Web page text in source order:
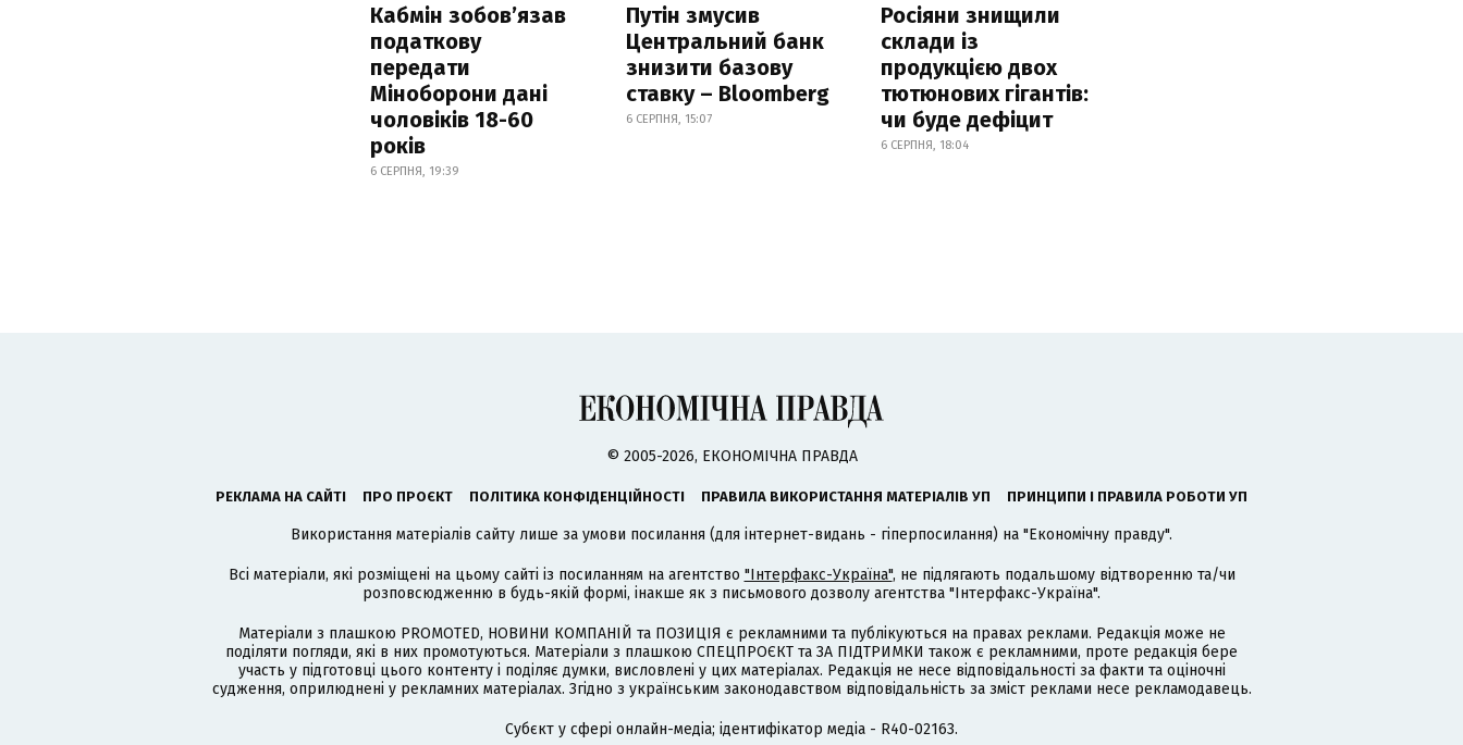
Кабмін зобовʼязав
податкову
передати
Міноборони дані
чоловіків 18-60
років
6 СЕРПНЯ, 19:39
Путін змусив
Центральний банк
знизити базову
ставку – Bloomberg
6 СЕРПНЯ, 15:07
Росіяни знищили
склади із
продукцією двох
тютюнових гігантів:
чи буде дефіцит
6 СЕРПНЯ, 18:04
© 2005-2026, ЕКОНОМІЧНА ПРАВДА
РЕКЛАМА НА САЙТІ ПРО ПРОЄКТ ПОЛІТИКА КОНФІДЕНЦІЙНОСТІ ПРАВИЛА ВИКОРИСТАННЯ МАТЕРІАЛІВ УП ПРИНЦИПИ І ПРАВИЛА РОБОТИ УП
Використання матеріалів сайту лише за умови посилання (для інтернет-видань - гіперпосилання) на "Економічну правду".
Всі матеріали, які розміщені на цьому сайті із посиланням на агентство "Інтерфакс-Україна", не підлягають подальшому відтворенню та/чи
розповсюдженню в будь-якій формі, інакше як з письмового дозволу агентства "Інтерфакс-Україна".
Матеріали з плашкою PROMOTED, НОВИНИ КОМПАНІЙ та ПОЗИЦІЯ є рекламними та публікуються на правах реклами. Редакція може не
поділяти погляди, які в них промотуються. Матеріали з плашкою СПЕЦПРОЄКТ та ЗА ПІДТРИМКИ також є рекламними, проте редакція бере
участь у підготовці цього контенту і поділяє думки, висловлені у цих матеріалах. Редакція не несе відповідальності за факти та оціночні
судження, оприлюднені у рекламних матеріалах. Згідно з українським законодавством відповідальність за зміст реклами несе рекламодавець.
Cубєкт у сфері онлайн-медіа; ідентифікатор медіа - R40-02163.